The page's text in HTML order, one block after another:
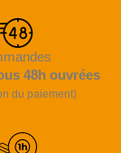
48h ouvrées
du paiement)